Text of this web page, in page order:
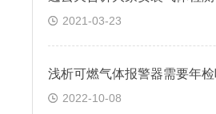
2021-03-23
浅析可燃气体报警器需要年
2022-10-08